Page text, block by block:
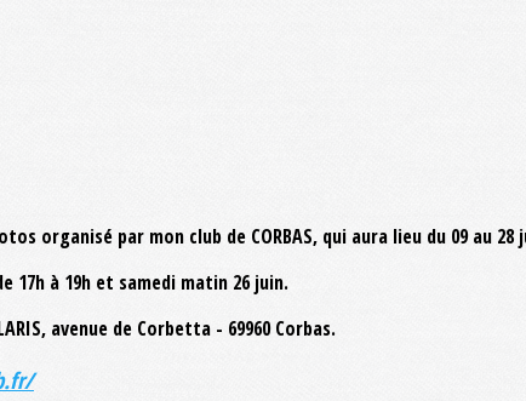
organisé par mon club de CORBAS, qui aura lieu du 09 au 28
17h à 19h et samedi matin 26 juin.
avenue de Corbetta - 69960 Corbas.